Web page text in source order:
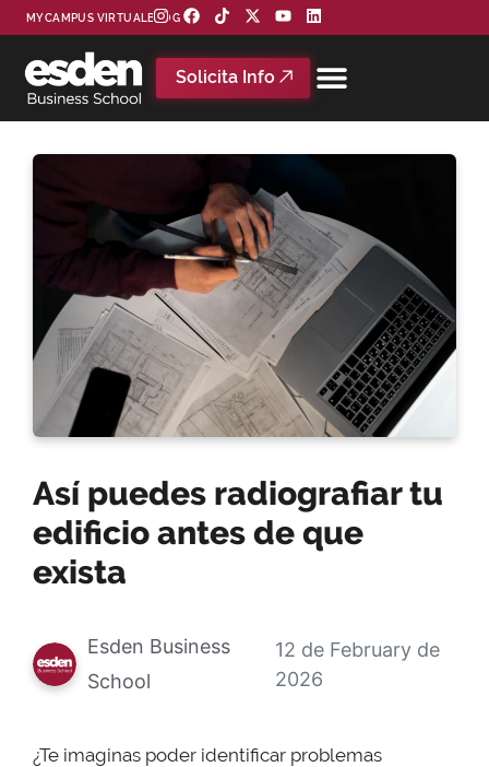
MYCAMPUS VIRTUAL BLOG
Solicita Info
Así puedes radiografiar tu
edificio antes de que
exista
Esden Business
School
12 de February de
2026
¿Te imaginas poder identificar problemas